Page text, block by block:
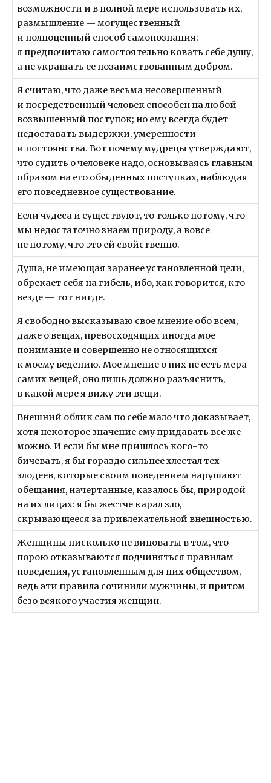
возможности и в полной мере использовать их,
размышление — могущественный
и полноценный способ самопознания;
я предпочитаю самостоятельно ковать себе душу,
а не украшать ее позаимствованным добром.
Я считаю, что даже весьма несовершенный
и посредственный человек способен на любой
возвышенный поступок; но ему всегда будет
недоставать выдержки, умеренности
и постоянства. Вот почему мудрецы утверждают,
что судить о человеке надо, основываясь главным
образом на его обыденных поступках, наблюдая
его повседневное существование.
Если чудеса и существуют, то только потому, что
мы недостаточно знаем природу, а вовсе
не потому, что это ей свойственно.
Душа, не имеющая заранее установленной цели,
обрекает себя на гибель, ибо, как говорится, кто
везде — тот нигде.
Я свободно высказываю свое мнение обо всем,
даже о вещах, превосходящих иногда мое
понимание и совершенно не относящихся
к моему ведению. Мое мнение о них не есть мера
самих вещей, оно лишь должно разъяснить,
в какой мере я вижу эти вещи.
Внешний облик сам по себе мало что доказывает,
хотя некоторое значение ему придавать все же
можно. И если бы мне пришлось кого-то
бичевать, я бы гораздо сильнее хлестал тех
злодеев, которые своим поведением нарушают
обещания, начертанные, казалось бы, природой
на их лицах: я бы жестче карал зло,
скрывающееся за привлекательной внешностью.
Женщины нисколько не виноваты в том, что
порою отказываются подчиняться правилам
поведения, установленным для них обществом, —
ведь эти правила сочинили мужчины, и притом
безо всякого участия женщин.